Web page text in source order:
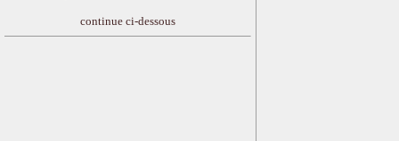
continue ci-dessous